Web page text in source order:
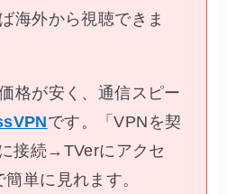
海外から視聴できま
格が安く、通信スピー
です。「VPNを契
接続→TVerにアクセ
単に見れます。